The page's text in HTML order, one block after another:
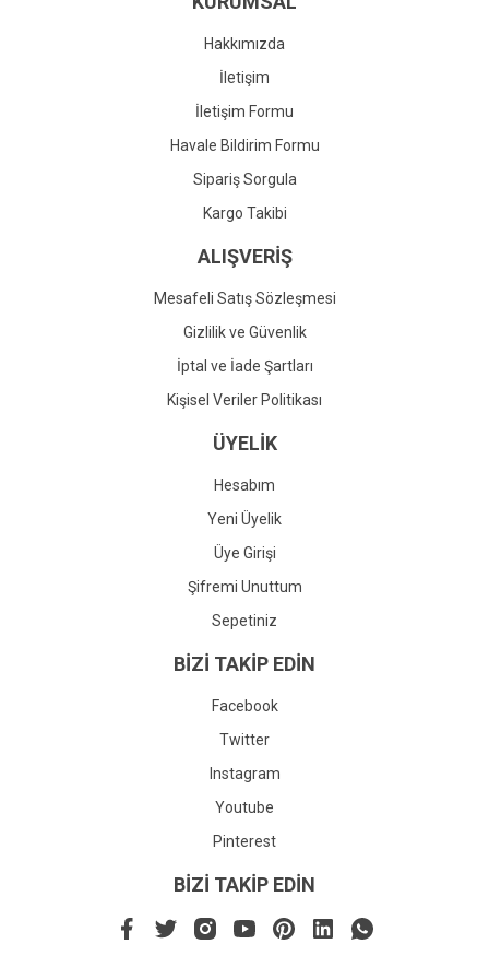
Gönder
Hakkımızda
İletişim
İletişim Formu
Havale Bildirim Formu
Sipariş Sorgula
Kargo Takibi
ALIŞVERİŞ
Mesafeli Satış Sözleşmesi
Gizlilik ve Güvenlik
İptal ve İade Şartları
Kişisel Veriler Politikası
ÜYELİK
Hesabım
Yeni Üyelik
Üye Girişi
Şifremi Unuttum
Sepetiniz
BİZİ TAKİP EDİN
Facebook
Twitter
Instagram
Youtube
Pinterest
BİZİ TAKİP EDİN